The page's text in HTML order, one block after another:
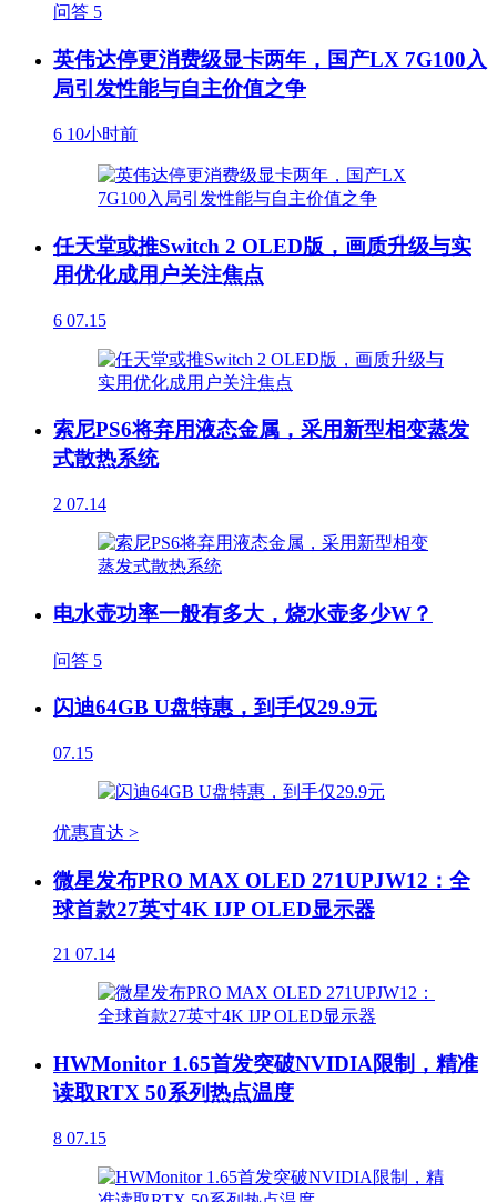
问答 5
英伟达停更消费级显卡两年，国产LX 7G100入
局引发性能与自主价值之争
6 10小时前
任天堂或推Switch 2 OLED版，画质升级与实
用优化成用户关注焦点
6 07.15
索尼PS6将弃用液态金属，采用新型相变蒸发
式散热系统
2 07.14
电水壶功率一般有多大，烧水壶多少W？
问答 5
闪迪64GB U盘特惠，到手仅29.9元
07.15
优惠直达 >
微星发布PRO MAX OLED 271UPJW12：全
球首款27英寸4K IJP OLED显示器
21 07.14
HWMonitor 1.65首发突破NVIDIA限制，精准
读取RTX 50系列热点温度
8 07.15